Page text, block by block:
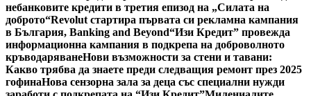
небанковите кредити в третия епизод на „Силата на
доброто“Revolut стартира първата си рекламна кампания
в България, Banking and Beyond“Изи Кредит” провежда
информационна кампания в подкрепа на доброволното
кръводаряванеНови възможности за стени и тавани:
Какво трябва да знаете преди следващия ремонт през 2025
гофинаНова сензорна зала за деца със специални нужди